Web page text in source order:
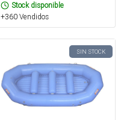
Stock disponible
+360 Vendidos
SIN STOCK